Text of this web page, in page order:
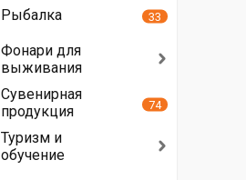
Рыбалка
33
Фонари для
выживания
Сувенирная
продукция
74
Туризм и
обучение